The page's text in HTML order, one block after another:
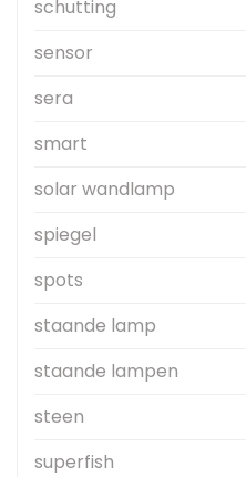
schutting
sensor
sera
smart
solar wandlamp
spiegel
spots
staande lamp
staande lampen
steen
superfish